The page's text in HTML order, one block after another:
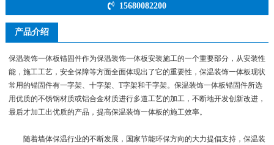
15680082200
产品介绍
保温装饰一体板锚固件作为保温装饰一体板安装施工的一个重要部分，从安装性
能，施工工艺，安全保障等方面全面体现出了它的重要性，保温装饰一体板现状
常用的锚固件有一字架、十字架、T字架和干字架。保温装饰一体板锚固件所选
用优质的不锈钢材质或铝合金材质进行多道工艺的加工，不断地开发创新改进，
最后才加工出优质的产品，提高保温装饰一体板的施工效率。
随着墙体保温行业的不断发展，国家节能环保方向的大力提倡支持，保温装